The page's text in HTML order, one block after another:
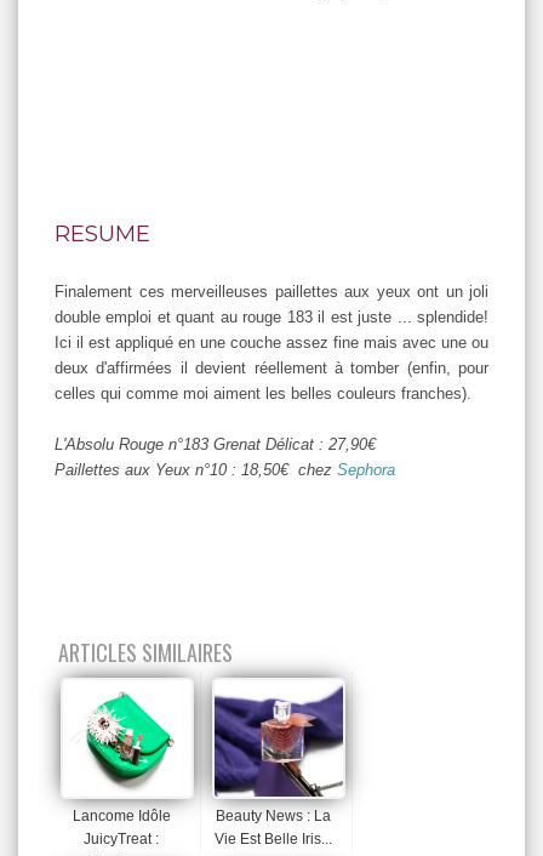
RESUME
Finalement ces merveilleuses paillettes aux yeux ont un joli
double emploi et quant au rouge 183 il est juste ... splendide!
Ici il est appliqué en une couche assez fine mais avec une ou
deux d'affirmées il devient réellement à tomber (enfin, pour
celles qui comme moi aiment les belles couleurs franches).
L'Absolu Rouge n°183 Grenat Délicat : 27,90€
Paillettes aux Yeux n°10 : 18,50€ chez Sephora
ARTICLES SIMILAIRES
Lancome Idôle
JuicyTreat :
Beauty News : La
Vie Est Belle Iris...